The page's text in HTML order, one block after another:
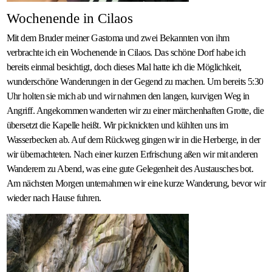
Wochenende in Cilaos
Mit dem Bruder meiner Gastoma und zwei Bekannten von ihm
verbrachte ich ein Wochenende in Cilaos. Das schöne Dorf habe ich
bereits einmal besichtigt, doch dieses Mal hatte ich die Möglichkeit,
wunderschöne Wanderungen in der Gegend zu machen. Um bereits 5:30
Uhr holten sie mich ab und wir nahmen den langen, kurvigen Weg in
Angriff. Angekommen wanderten wir zu einer märchenhaften Grotte, die
übersetzt die Kapelle heißt. Wir picknickten und kühlten uns im
Wasserbecken ab. Auf dem Rückweg gingen wir in die Herberge, in der
wir übernachteten. Nach einer kurzen Erfrischung aßen wir mit anderen
Wanderern zu Abend, was eine gute Gelegenheit des Austausches bot.
Am nächsten Morgen unternahmen wir eine kurze Wanderung, bevor wir
wieder nach Hause fuhren.